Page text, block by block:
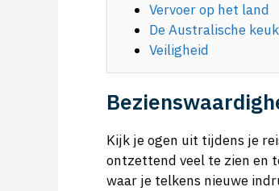
Vervoer op het land
De Australische
Veiligheid
Kijk je ogen uit tijdens je
ontzettend veel te zien en
waar je telkens nieuwe